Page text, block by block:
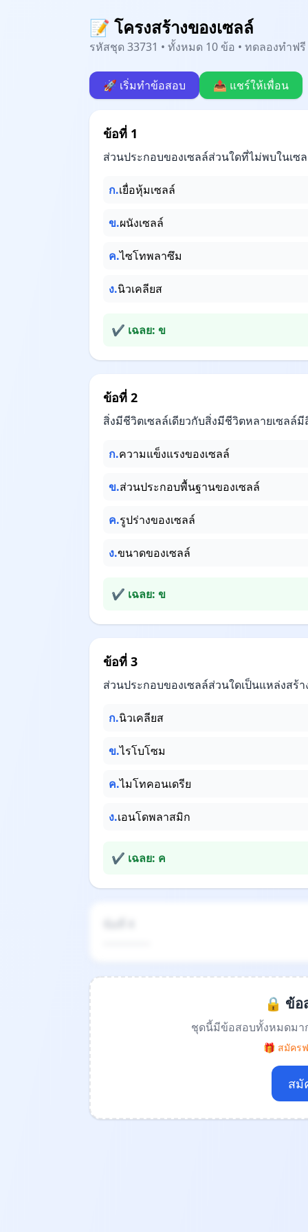
📝 โครงสร้างของเซลล์
รหัสชุด 33731 • ทั้งหมด 10 ข้อ • ทดลองทำฟ
🚀 เริ่มทำข้อสอบ 📤 แชร์ให้เพื่อน
ข้อที่ 1
ส่วนประกอบของเซลล์ส่วนใดที่ไม่พบในเซ
ก.เยื่อหุ้มเซลล์
ข.ผนังเซลล์
ค.ไซโทพลาซึม
ง.นิวเคลียส
✔ เฉลย: ข
ข้อที่ 2
สิ่งมีชีวิตเซลล์เดียวกับสิ่งมีชีวิตหลายเซลล์
ก.ความแข็งแรงของเซลล์
ข.ส่วนประกอบพื้นฐานของเซลล์
ค.รูปร่างของเซลล์
ง.ขนาดของเซลล์
✔ เฉลย: ข
ข้อที่ 3
ส่วนประกอบของเซลล์ส่วนใดเป็นแหล่งสร้
ก.นิวเคลียส
ข.ไรโบโซม
ค.ไมโทคอนเดรีย
ง.เอนโดพลาสมิก
✔ เฉลย: ค
🔒 ข้อ
ชุดนี้มีข้อสอบทั้งหมดมา
🎁 สมัคร
สมั